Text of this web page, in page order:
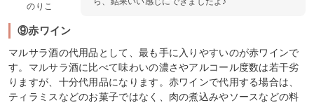
のりこ
⑨赤ワイン
マルサラ酒の代用品として、最も手に入りやすいのが赤ワインで
す。マルサラ酒に比べて味わいの濃さやアルコール度数は若干劣
りますが、十分代用品になります。赤ワインで代用する場合は、
ティラミスなどのお菓子ではなく、肉の煮込みやソースなどの料